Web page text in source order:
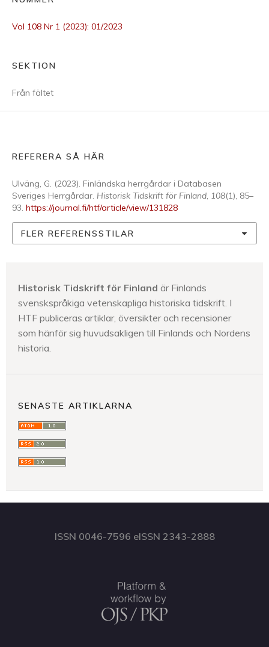
Vol 108 Nr 1 (2023): 01/2023
SEKTION
Från fältet
REFERERA SÅ HÄR
Ulväng, G. (2023). Finländska herrgårdar i Databasen
Sveriges Herrgårdar. Historisk Tidskrift för Finland, 108(1), 85–
93. https://journal.fi/htf/article/view/131828
FLER REFERENSSTILAR
Historisk Tidskrift för Finland är Finlands
svenskspråkiga vetenskapliga historiska tidskrift. I
HTF publiceras artiklar, översikter och recensioner
som hänför sig huvudsakligen till Finlands och Nordens
historia.
SENASTE ARTIKLARNA
ISSN 0046-7596 eISSN 2343-2888